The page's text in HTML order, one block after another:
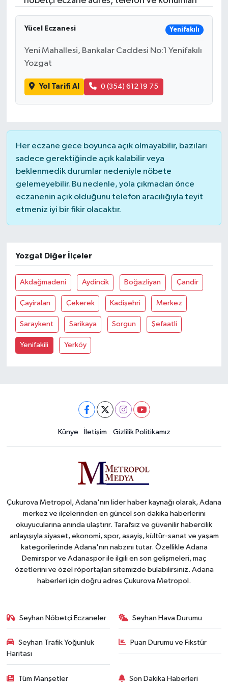
Yücel Eczanesi Yenifakılı
Yeni Mahallesi, Bankalar Caddesi No:1 Yenifakılı
Yozgat
Yol Tarifi Al 0 (354) 612 19 75
Her eczane gece boyunca açık olmayabilir, bazıları
sadece gerektiğinde açık kalabilir veya
beklenmedik durumlar nedeniyle nöbete
gelemeyebilir. Bu nedenle, yola çıkmadan önce
eczanenin açık olduğunu telefon aracılığıyla teyit
etmeniz iyi bir fikir olacaktır.
Yozgat Diğer İlçeler
Akdağmadeni Aydincik Boğazliyan Çandir
Çayiralan Çekerek Kadişehri Merkez
Saraykent Sarikaya Sorgun Şefaatli
Yenifakili Yerköy
Künye İletişim Gizlilik Politikamız
Çukurova Metropol, Adana'nın lider haber kaynağı olarak, Adana
merkez ve ilçelerinden en güncel son dakika haberlerini
okuyucularına anında ulaştırır. Tarafsız ve güvenilir habercilik
anlayışıyla siyaset, ekonomi, spor, asayiş, kültür-sanat ve yaşam
kategorilerinde Adana'nın nabzını tutar. Özellikle Adana
Demirspor ve Adanaspor ile ilgili en son gelişmeleri, maç
özetlerini ve özel röportajları sitemizde bulabilirsiniz. Adana
haberleri için doğru adres Çukurova Metropol.
Seyhan Nöbetçi Eczaneler Seyhan Hava Durumu
Seyhan Trafik Yoğunluk
Haritası
Puan Durumu ve Fikstür
Tüm Manşetler Son Dakika Haberleri
Resmi İlanlar